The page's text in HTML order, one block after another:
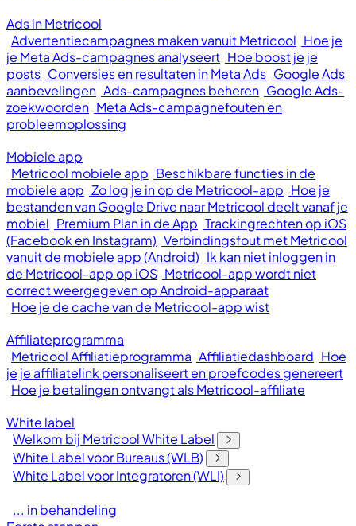
Ads in Metricool
Advertentiecampagnes maken vanuit Metricool Hoe je
je Meta Ads-campagnes analyseert Hoe boost je je
posts Conversies en resultaten in Meta Ads Google Ads
aanbevelingen Ads-campagnes beheren Google Ads-
zoekwoorden Meta Ads-campagnefouten en
probleemoplossing
Mobiele app
Metricool mobiele app Beschikbare functies in de
mobiele app Zo log je in op de Metricool-app Hoe je
bestanden van Google Drive naar Metricool deelt vanaf je
mobiel Premium Plan in de App Trackingrechten op iOS
(Facebook en Instagram) Verbindingsfout met Metricool
vanuit de mobiele app (Android) Ik kan niet inloggen in
de Metricool-app op iOS Metricool-app wordt niet
correct weergegeven op Android-apparaat
Hoe je de cache van de Metricool-app wist
Affiliateprogramma
Metricool Affiliatieprogramma Affiliatiedashboard Hoe
je je affiliatelink personaliseert en proefcodes genereert
Hoe je betalingen ontvangt als Metricool-affiliate
White label
Welkom bij Metricool White Label
White Label voor Bureaus (WLB)
White Label voor Integratoren (WLI)
... in behandeling